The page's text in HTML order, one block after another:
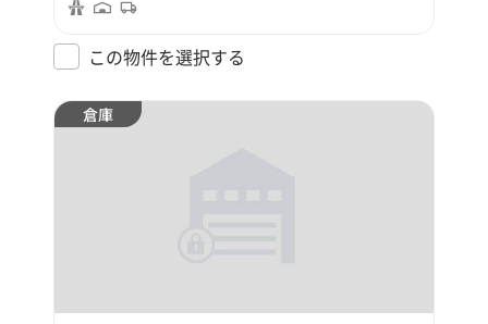
この物件を選択する
倉庫